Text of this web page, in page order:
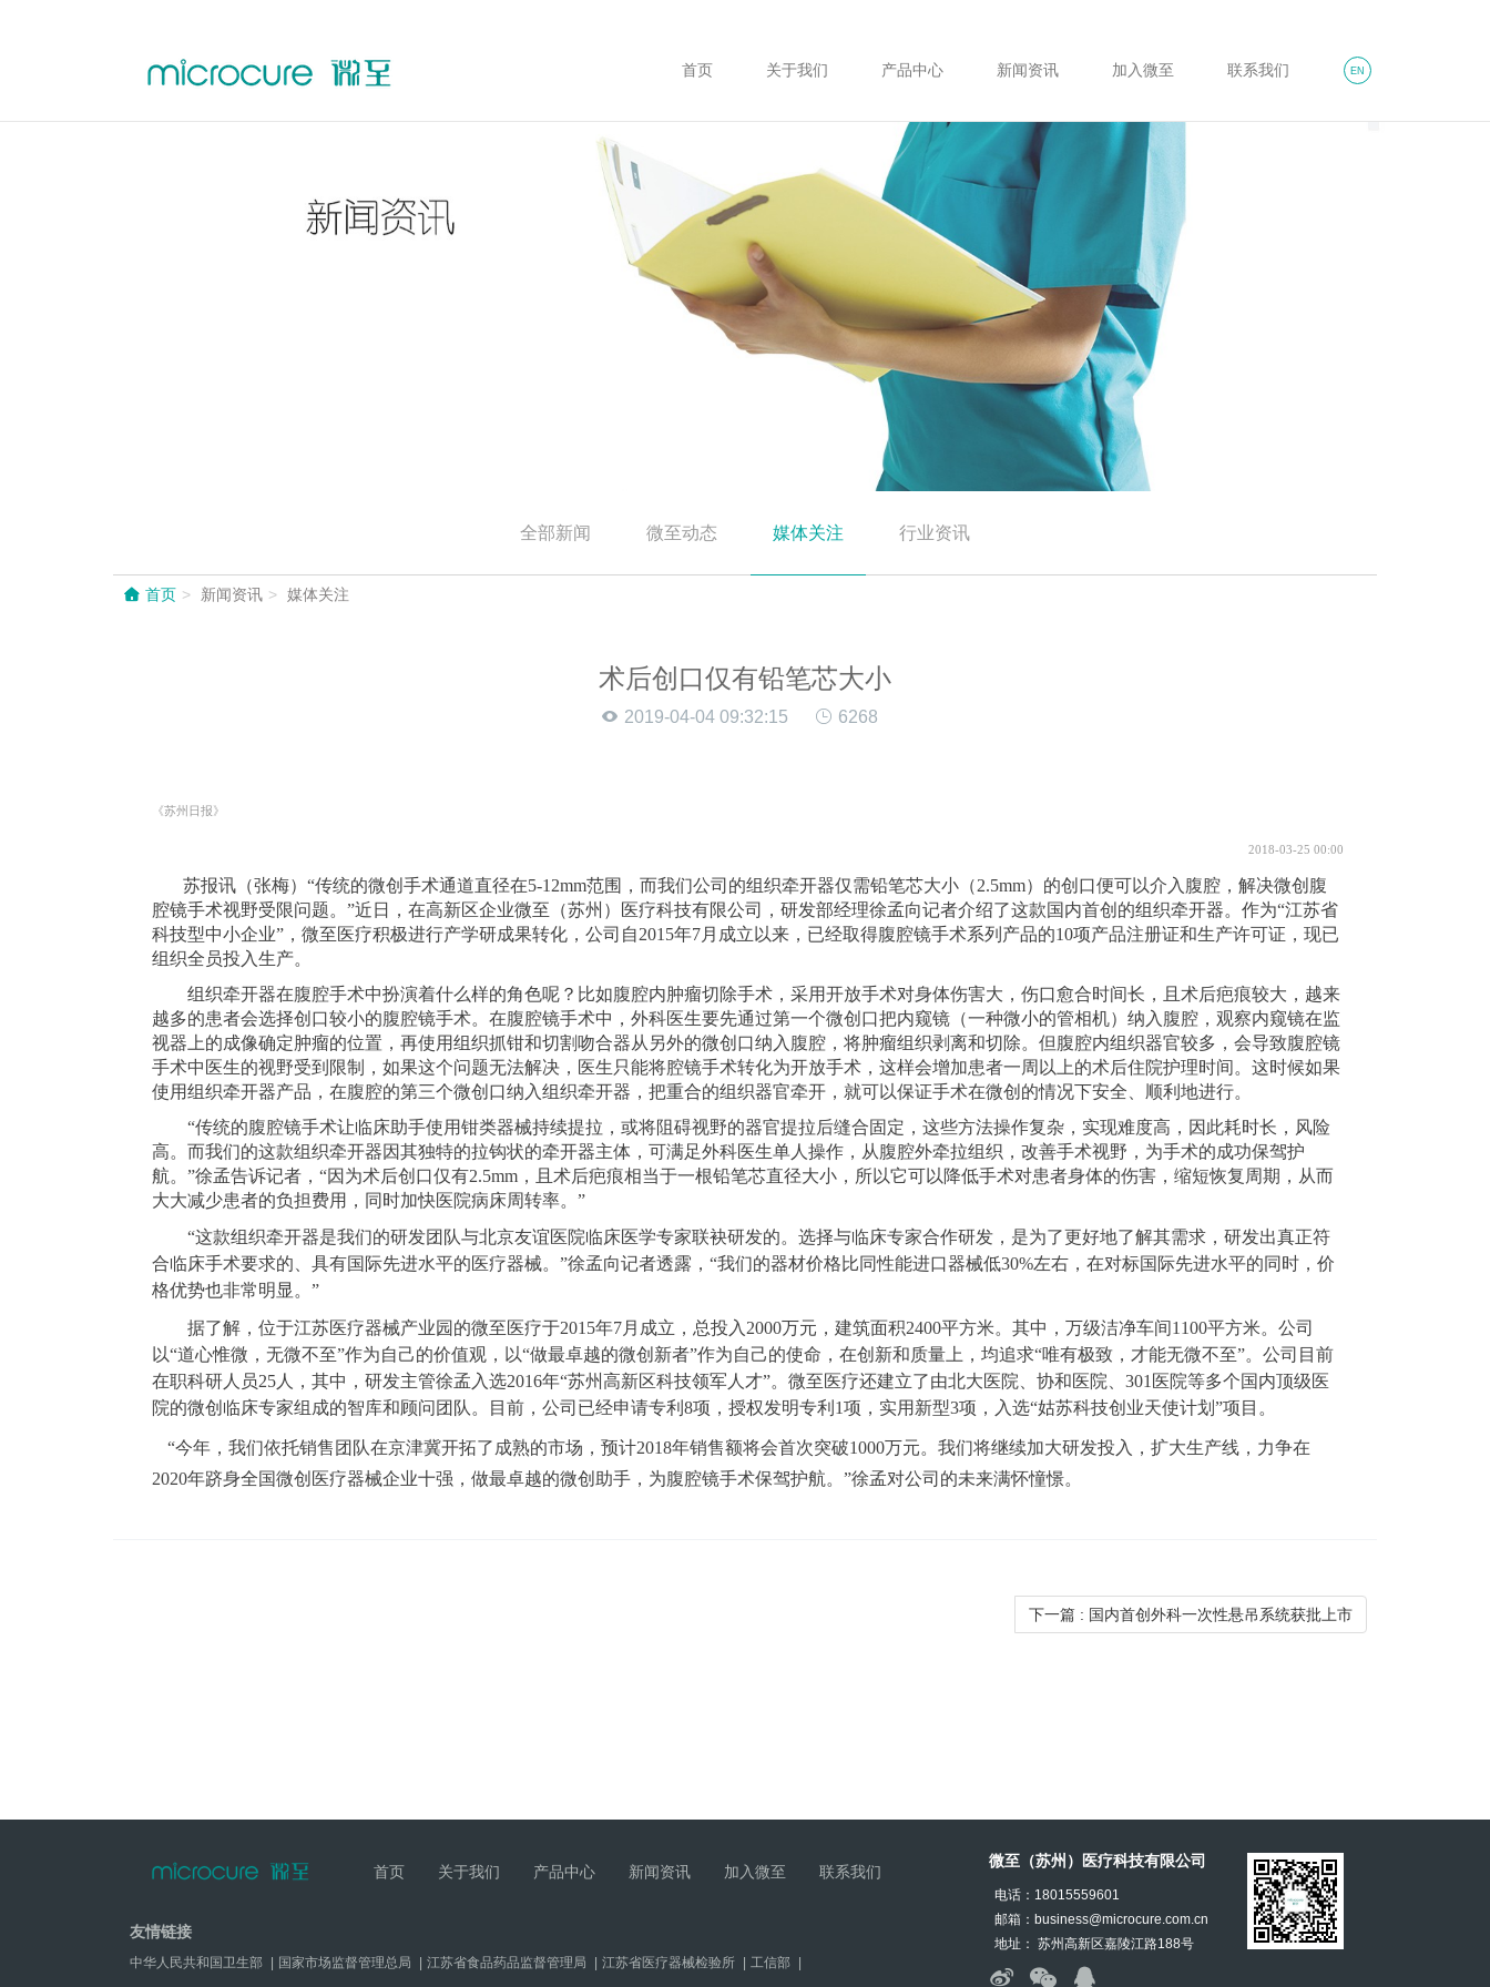
EN
首页 关于我们 产品中心 新闻资讯 加入微至 联系我们
全部新闻 微至动态 媒体关注 行业资讯
首页 新闻资讯 媒体关注
术后创口仅有铅笔芯大小
2019-04-04 09:32:15 6268
《苏州日报》
2018-03-25 00:00
苏报讯（张梅）“传统的微创手术通道直径在5-12mm范围，而我们公司的组织牵开器仅需铅笔芯大小（2.5mm）的创口便可以介入腹腔，解决微创腹
腔镜手术视野受限问题。”近日，在高新区企业微至（苏州）医疗科技有限公司，研发部经理徐孟向记者介绍了这款国内首创的组织牵开器。作为“江苏省
科技型中小企业”，微至医疗积极进行产学研成果转化，公司自2015年7月成立以来，已经取得腹腔镜手术系列产品的10项产品注册证和生产许可证，现已
组织全员投入生产。
组织牵开器在腹腔手术中扮演着什么样的角色呢？比如腹腔内肿瘤切除手术，采用开放手术对身体伤害大，伤口愈合时间长，且术后疤痕较大，越来
越多的患者会选择创口较小的腹腔镜手术。在腹腔镜手术中，外科医生要先通过第一个微创口把内窥镜（一种微小的管相机）纳入腹腔，观察内窥镜在监
视器上的成像确定肿瘤的位置，再使用组织抓钳和切割吻合器从另外的微创口纳入腹腔，将肿瘤组织剥离和切除。但腹腔内组织器官较多，会导致腹腔镜
手术中医生的视野受到限制，如果这个问题无法解决，医生只能将腔镜手术转化为开放手术，这样会增加患者一周以上的术后住院护理时间。这时候如果
使用组织牵开器产品，在腹腔的第三个微创口纳入组织牵开器，把重合的组织器官牵开，就可以保证手术在微创的情况下安全、顺利地进行。
“传统的腹腔镜手术让临床助手使用钳类器械持续提拉，或将阻碍视野的器官提拉后缝合固定，这些方法操作复杂，实现难度高，因此耗时长，风险
高。而我们的这款组织牵开器因其独特的拉钩状的牵开器主体，可满足外科医生单人操作，从腹腔外牵拉组织，改善手术视野，为手术的成功保驾护
航。”徐孟告诉记者，“因为术后创口仅有2.5mm，且术后疤痕相当于一根铅笔芯直径大小，所以它可以降低手术对患者身体的伤害，缩短恢复周期，从而
大大减少患者的负担费用，同时加快医院病床周转率。”
“这款组织牵开器是我们的研发团队与北京友谊医院临床医学专家联袂研发的。选择与临床专家合作研发，是为了更好地了解其需求，研发出真正符
合临床手术要求的、具有国际先进水平的医疗器械。”徐孟向记者透露，“我们的器材价格比同性能进口器械低30%左右，在对标国际先进水平的同时，价
格优势也非常明显。”
据了解，位于江苏医疗器械产业园的微至医疗于2015年7月成立，总投入2000万元，建筑面积2400平方米。其中，万级洁净车间1100平方米。公司
以“道心惟微，无微不至”作为自己的价值观，以“做最卓越的微创新者”作为自己的使命，在创新和质量上，均追求“唯有极致，才能无微不至”。公司目前
在职科研人员25人，其中，研发主管徐孟入选2016年“苏州高新区科技领军人才”。微至医疗还建立了由北大医院、协和医院、301医院等多个国内顶级医
院的微创临床专家组成的智库和顾问团队。目前，公司已经申请专利8项，授权发明专利1项，实用新型3项，入选“姑苏科技创业天使计划”项目。
“今年，我们依托销售团队在京津冀开拓了成熟的市场，预计2018年销售额将会首次突破1000万元。我们将继续加大研发投入，扩大生产线，力争在
2020年跻身全国微创医疗器械企业十强，做最卓越的微创助手，为腹腔镜手术保驾护航。”徐孟对公司的未来满怀憧憬。
下一篇 : 国内首创外科一次性悬吊系统获批上市
首页 关于我们 产品中心 新闻资讯 加入微至 联系我们
友情链接
中华人民共和国卫生部 国家市场监督管理总局 江苏省食品药品监督管理局 江苏省医疗器械检验所 工信部
微至（苏州）医疗科技有限公司
电话：18015559601
邮箱：business@microcure.com.cn
地址： 苏州高新区嘉陵江路188号